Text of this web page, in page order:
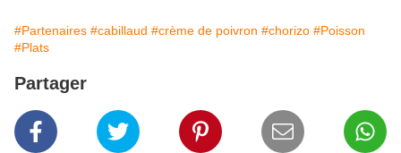
#Partenaires #cabillaud #crème de poivron #chorizo #Poisson
#Plats
Partager